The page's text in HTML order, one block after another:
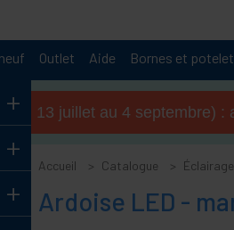
Outlet Aide Bornes et
+
+
+
(du 13 juillet au 4 septembre)
Accueil Catalogue
Ardoise LED -